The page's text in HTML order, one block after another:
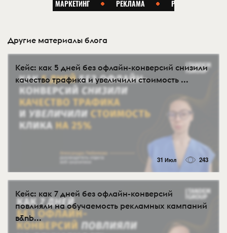
Другие материалы блога
Кейс: как 5 дней без офлайн-конверсий снизили
качество трафика и увеличили стоимость ...
31 Июл 243
Кейс: как 7 дней без офлайн-конверсий
повлияли на обучаемость рекламных кампаний
в&nb...